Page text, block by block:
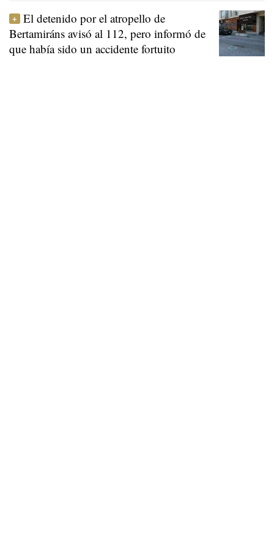
El detenido por el atropello de
Bertamiráns avisó al 112, pero informó de
que había sido un accidente fortuito